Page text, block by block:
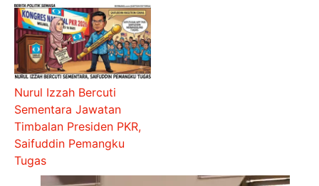
Nurul Izzah Bercuti
Sementara Jawatan
Timbalan Presiden PKR,
Saifuddin Pemangku
Tugas